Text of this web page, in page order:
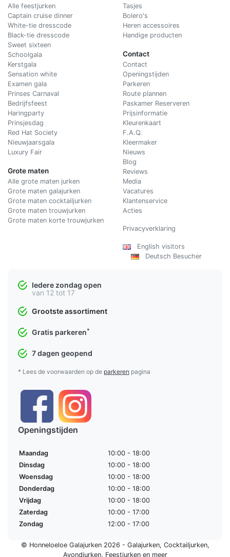
Alle feestjurken
Captain cruise dinner
White-tie dresscode
Black-tie dresscode
Sweet sixteen
Schoolgala
Kerstgala
Sensation white
Examen gala
Prinses Carnaval
Bedrijfsfeest
Haringparty
Prinsjesdag
Red Hat Society
Nieuwjaarsgala
Luxury Fair
Grote maten
Alle grote maten jurken
Grote maten galajurken
Grote maten cocktailjurken
Grote maten trouwjurken
Grote maten korte trouwjurken
Tasjes
Bolero's
Heren accessoires
Handige producten
Contact
Contact
Openingstijden
Parkeren
Route plannen
Paskamer Reserveren
Prijsinformatie
Kleurenkaart
F.A.Q.
Kleermaker
Nieuws
Blog
Reviews
Media
Vacatures
Klantenservice
Acties
Privacyverklaring
English visitors
Deutsch Besucher
Iedere zondag open
van 12 tot 17
Grootste assortiment
Gratis parkeren*
7 dagen geopend
* Lees de voorwaarden op de parkeren pagina
Openingstijden
Maandag
10:00 - 18:00
Dinsdag
10:00 - 18:00
Woensdag
10:00 - 18:00
Donderdag
10:00 - 18:00
Vrijdag
10:00 - 18:00
Zaterdag
10:00 - 17:00
Zondag
12:00 - 17:00
© Honneloeloe Galajurken 2026 - Galajurken, Cocktailjurken,
Avondjurken, Feestjurkenen meer